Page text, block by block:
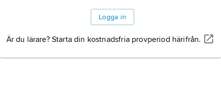
Logga in
Är du lärare? Starta din kostnadsfria provperiod härifrån.